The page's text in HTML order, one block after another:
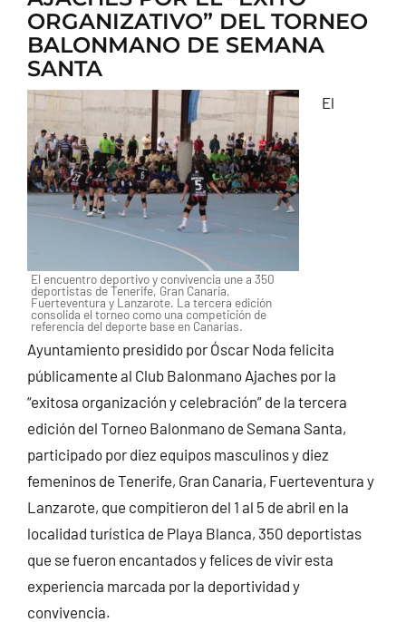
ORGANIZATIVO” DEL TORNEO
BALONMANO DE SEMANA
SANTA
El encuentro deportivo y convivencia une a 350
deportistas de Tenerife, Gran Canaria,
Fuerteventura y Lanzarote. La tercera edición
consolida el torneo como una competición de
referencia del deporte base en Canarias.
El
Ayuntamiento presidido por Óscar Noda felicita
públicamente al Club Balonmano Ajaches por la
“exitosa organización y celebración” de la tercera
edición del Torneo Balonmano de Semana Santa,
participado por diez equipos masculinos y diez
femeninos de Tenerife, Gran Canaria, Fuerteventura y
Lanzarote, que compitieron del 1 al 5 de abril en la
localidad turística de Playa Blanca, 350 deportistas
que se fueron encantados y felices de vivir esta
experiencia marcada por la deportividad y
convivencia.